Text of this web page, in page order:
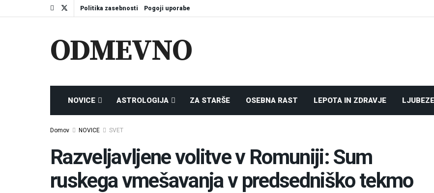
Politika zasebnosti Pogoji uporabe
ODMEVNO
NOVICE ASTROLOGIJA ZA STARŠE OSEBNA RAST LEPOTA IN ZDRAVJE
Domov NOVICE SVET
Razveljavljene volitve v Romuniji: Sum
ruskega vmešavanja v predsedniško tekmo